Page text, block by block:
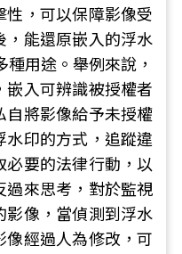
性，可以保障影像受
，能還原嵌入的浮水
用途。舉例來說，
嵌入可辨識被授權者
自將影像給予未授權
水印的方式，追蹤違
必要的法律行動，以
過來思考，對於監視
影像，當偵測到浮水
像經過人為修改，可